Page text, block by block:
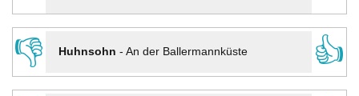
👎
Huhnsohn - An der Ballermannküste
👍